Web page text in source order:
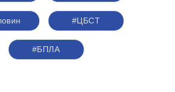
#ЦБСТ
#БПЛА